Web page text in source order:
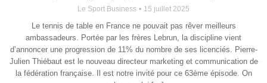
Le Sport Business 15 juillet 2025
Le tennis de table en France ne pouvait pas rêver meilleurs
ambassadeurs. Portée par les frères Lebrun, la discipline vient
d’annoncer une progression de 11% du nombre de ses licenciés. Pierre-
Julien Thiébaut est le nouveau directeur marketing et communication de
la fédération française. Il est notre invité pour ce 63ème épisode. On